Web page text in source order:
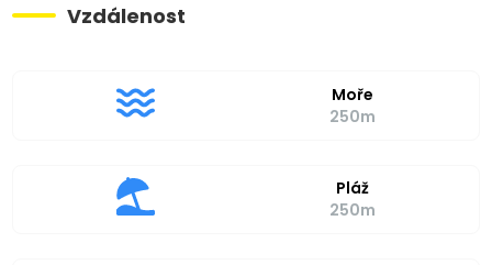
Vzdálenost
Moře
250m
Pláž
250m